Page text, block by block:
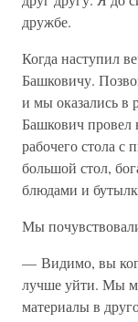
дружбе.
Когда наступил
Башковичу.
и мы оказались в
Башкович провел
рабочего стола
большой стол,
блюдами и
Мы
— Видимо, вы
лучше уйти. Мы
материалы в